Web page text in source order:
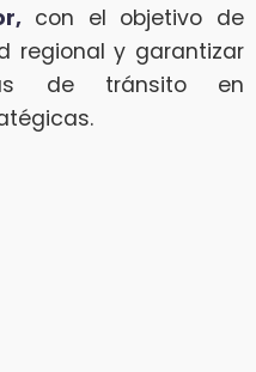
con el objetivo de
regional y garantizar
de tránsito en